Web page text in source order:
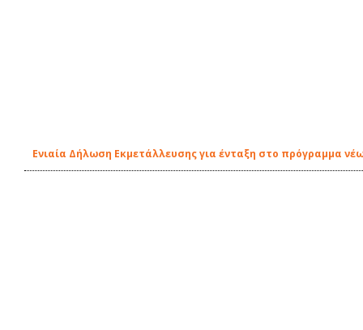
Ενιαία Δήλωση Εκμετάλλευσης για ένταξη στο πρόγραμμα